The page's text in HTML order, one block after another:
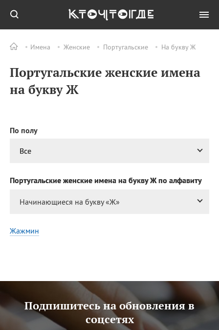
Имена Женские Португальские На букву Ж
Португальские женские имена
на букву Ж
По полу
Все
Португальские женские имена на букву Ж по алфавиту
Начинающиеся на букву «Ж»
Жажмин
Подпишитесь на обновления в
соцсетях
ПРАЗДНИКИ Все
09.08 День воздушных
Lovers Day)
09.08
День победы русского
,Иван,Клим Еще
Анфиса